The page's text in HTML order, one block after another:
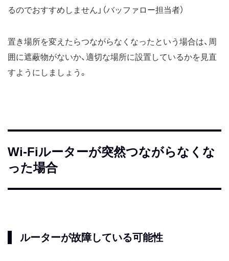
るのでおすすめしません」（バッファロー担当者）
置き場所を変えたらつながらなくなったという場合は、周
囲に遮蔽物がないか、適切な場所に設置しているかを見直
すようにしましょう。
Wi-Fiルーターが突然つながらなくな
った場合
ルーターが故障している可能性